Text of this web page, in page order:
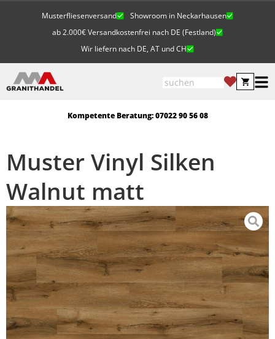
Musterfliesenversand
Showroom in Neckarhausen
ab 2.000€ Versandkostenfrei nach DE (Festland)
Wir liefern nach DE, AT und CH
Kompetente Beratung: 07022 90 56 08
Muster Vinyl Silken
Walnut matt